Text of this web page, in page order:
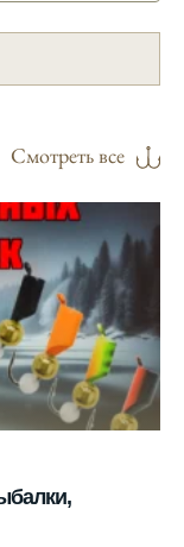
мне
в
на
в
его более
клев, и это
дни для
Смотреть все